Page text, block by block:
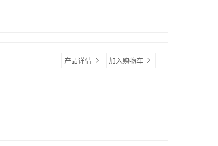
产品详情 加入购物车